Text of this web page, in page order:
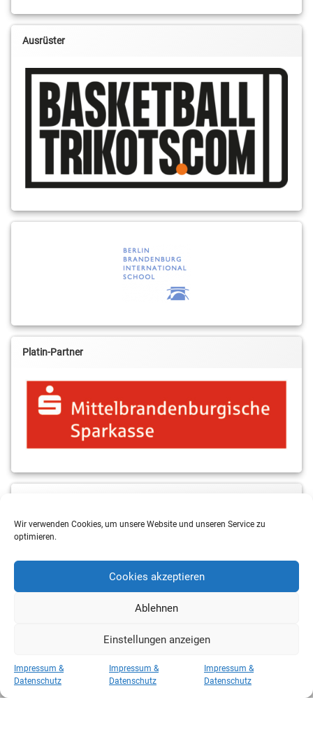
Wir verwenden Cookies, um unsere Website und unseren Service zu
optimieren.
Cookies akzeptieren
Ablehnen
Einstellungen anzeigen
Impressum &
Datenschutz
Impressum &
Datenschutz
Impressum &
Datenschutz
Ausrüster
Platin-Partner
Kategorien